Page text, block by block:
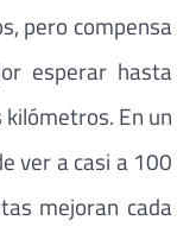
pero compensa
esperar hasta
En un
ver a casi a 100
mejoran cada